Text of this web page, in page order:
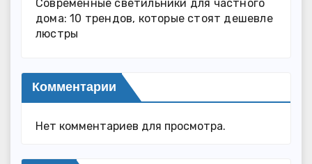
Современные светильники для частного
дома: 10 трендов, которые стоят дешевле
люстры
Комментарии
Нет комментариев для просмотра.